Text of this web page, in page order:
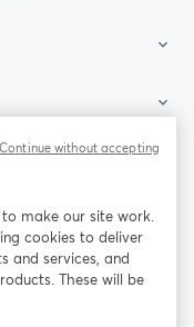
く
YouTube
make our site work.
cookies to deliver
and services, and
These will be
Continue without accepting